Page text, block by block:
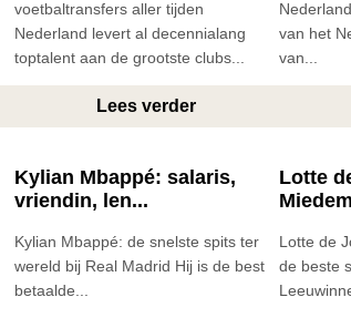
voetbaltransfers aller tijden
Nederland levert al decennialang
toptalent aan de grootste clubs...
Lees verder
van het
van...
Kylian Mbappé: salaris,
vriendin, len...
Kylian Mbappé: de snelste spits ter
wereld bij Real Madrid Hij is de best
betaalde...
Lotte
Lotte de
de beste